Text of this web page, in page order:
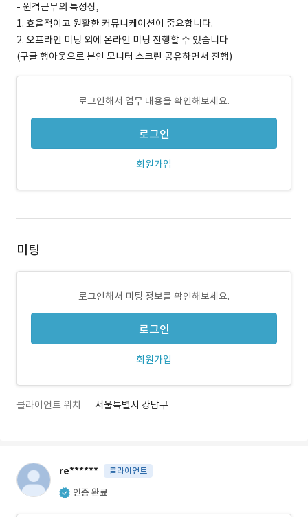
- 원격근무의 특성상,
1. 효율적이고 원활한 커뮤니케이션이 중요합니다.
2. 오프라인 미팅 외에 온라인 미팅 진행할 수 있습니다
(구글 행아웃으로 본인 모니터 스크린 공유하면서 진행)
로그인해서 업무 내용을 확인해보세요.
로그인
회원가입
미팅
로그인해서 미팅 정보를 확인해보세요.
로그인
회원가입
클라이언트 위치 서울특별시 강남구
re****** 클라이언트
인증 완료